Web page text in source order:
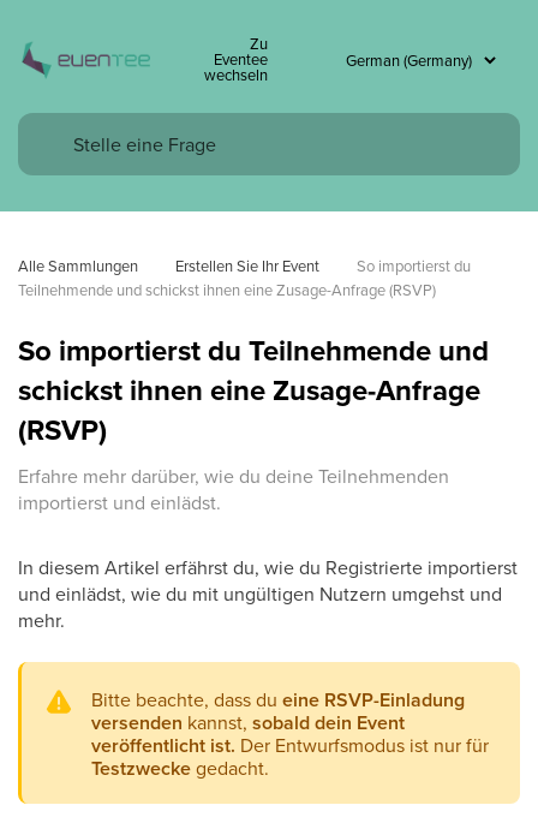
Zu
Eventee
wechseln
Alle Sammlungen Erstellen Sie Ihr Event
So importierst du
Teilnehmende und schickst ihnen eine Zusage-Anfrage (RSVP)
So importierst du Teilnehmende und
schickst ihnen eine Zusage-Anfrage
(RSVP)
Erfahre mehr darüber, wie du deine Teilnehmenden
importierst und einlädst.
In diesem Artikel erfährst du, wie du Registrierte importierst
und einlädst, wie du mit ungültigen Nutzern umgehst und
mehr.
Bitte beachte, dass du eine RSVP-Einladung
versenden kannst, sobald dein Event
veröffentlicht ist. Der Entwurfsmodus ist nur für
Testzweckegedacht.